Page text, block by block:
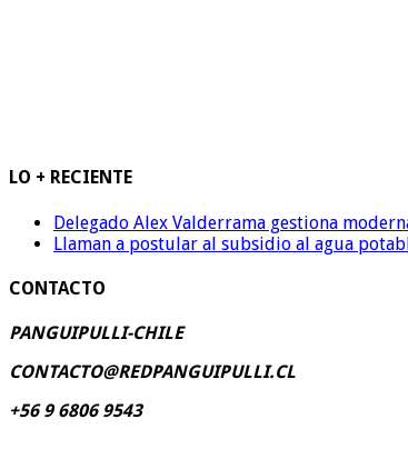
LO + RECIENTE
Delegado Alex Valderrama gestiona
Llaman a postular al subsidio al agua
CONTACTO
PANGUIPULLI-CHILE
CONTACTO@REDPANGUIPULLI.CL
+56 9 6806 9543